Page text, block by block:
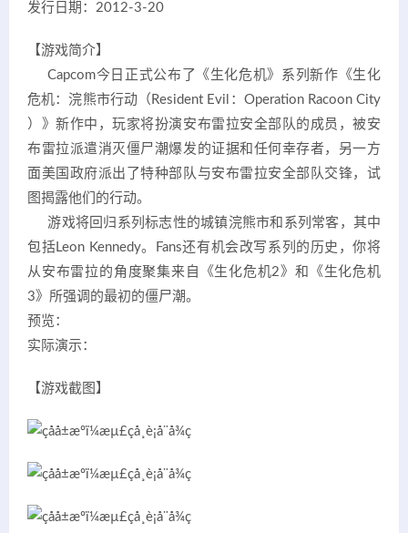
发行日期：2012-3-20
【游戏简介】
Capcom今日正式公布了《生化危机》系列新作《生化
危机：浣熊市行动（Resident Evil：Operation Racoon City
）》新作中，玩家将扮演安布雷拉安全部队的成员，被安
布雷拉派遣消灭僵尸潮爆发的证据和任何幸存者，另一方
面美国政府派出了特种部队与安布雷拉安全部队交锋，试
图揭露他们的行动。
游戏将回归系列标志性的城镇浣熊市和系列常客，其中
包括Leon Kennedy。Fans还有机会改写系列的历史，你将
从安布雷拉的角度聚集来自《生化危机2》和《生化危机
3》所强调的最初的僵尸潮。
预览：
实际演示：
【游戏截图】